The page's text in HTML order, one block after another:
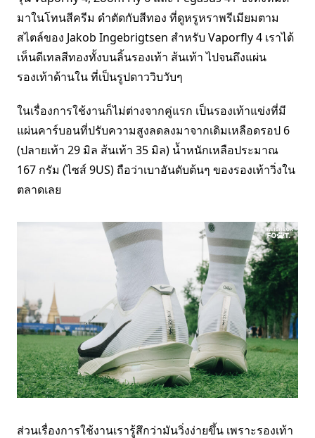
มาในโทนสีครีม ดำตัดกับสีทอง ที่ดูหรูหราพรีเมียมตาม
สไตล์ของ Jakob Ingebrigtsen สำหรับ Vaporfly 4 เราได้
เห็นดีเทลสีทองทั้งบนลิ้นรองเท้า ส้นเท้า ไปจนถึงแผ่น
รองเท้าด้านใน ที่เป็นรูปดาววิบวับๆ
ในเรื่องการใช้งานก็ไม่ต่างจากคู่แรก เป็นรองเท้าแข่งที่มี
แผ่นคาร์บอนที่ปรับความสูงลดลงมาจากเดิมเหลือดรอป 6
(ปลายเท้า 29 มิล ส้นเท้า 35 มิล) น้ำหนักเหลือประมาณ
167 กรัม (ไซส์ 9US) ถือว่าเบาอันดับต้นๆ ของรองเท้าวิ่งใน
ตลาดเลย
ส่วนเรื่องการใช้งานเรารู้สึกว่ามันวิ่งง่ายขึ้น เพราะรองเท้า